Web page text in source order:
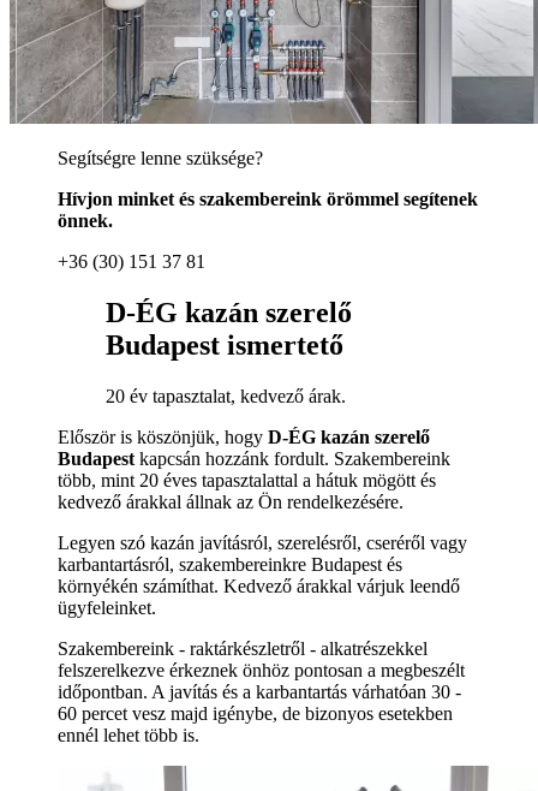
Segítségre lenne szüksége?
Hívjon minket és szakembereink örömmel segítenek
önnek.
+36 (30) 151 37 81
D-ÉG kazán szerelő
Budapest ismertető
20 év tapasztalat, kedvező árak.
Először is köszönjük, hogy D-ÉG kazán szerelő
Budapest kapcsán hozzánk fordult. Szakembereink
több, mint 20 éves tapasztalattal a hátuk mögött és
kedvező árakkal állnak az Ön rendelkezésére.
Legyen szó kazán javításról, szerelésről, cseréről vagy
karbantartásról, szakembereinkre Budapest és
környékén számíthat. Kedvező árakkal várjuk leendő
ügyfeleinket.
Szakembereink - raktárkészletről - alkatrészekkel
felszerelkezve érkeznek önhöz pontosan a megbeszélt
időpontban. A javítás és a karbantartás várhatóan 30 -
60 percet vesz majd igénybe, de bizonyos esetekben
ennél lehet több is.